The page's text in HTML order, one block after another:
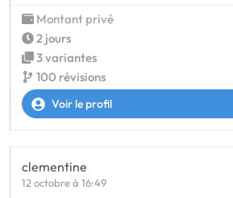
Montant privé
2 jours
3 variantes
100 révisions
Voir le profil
clementine
12 octobre à 16:49